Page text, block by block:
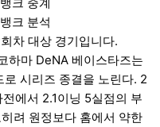
크 분석
차 대상 경기입니다.
하마 DeNA 베이스타즈는
시리즈 종결을 노린다. 2
에서 2.1이닝 5실점의 부
려 원정보다 홈에서 약한